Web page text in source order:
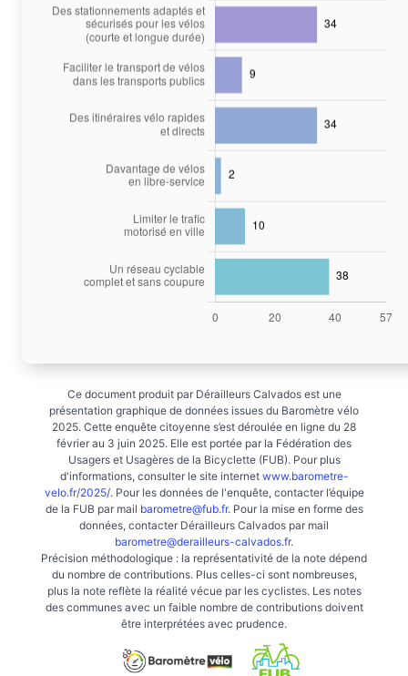
Ce document produit par Dérailleurs Calvados est une
présentation graphique de données issues du Baromètre vélo
2025. Cette enquête citoyenne s’est déroulée en ligne du 28
février au 3 juin 2025. Elle est portée par la Fédération des
Usagers et Usagères de la Bicyclette (FUB). Pour plus
d'informations, consulter le site internet www.barometre-
velo.fr/2025/. Pour les données de l'enquête, contacter l’équipe
de la FUB par mail barometre@fub.fr. Pour la mise en forme des
données, contacter Dérailleurs Calvados par mail
barometre@derailleurs-calvados.fr.
Précision méthodologique : la représentativité de la note dépend
du nombre de contributions. Plus celles-ci sont nombreuses,
plus la note reflète la réalité vécue par les cyclistes. Les notes
des communes avec un faible nombre de contributions doivent
être interprétées avec prudence.